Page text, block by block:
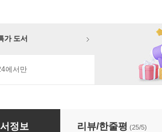
가 도서
에서만
클래스룸
정보 리뷰/한줄평 (25/5)